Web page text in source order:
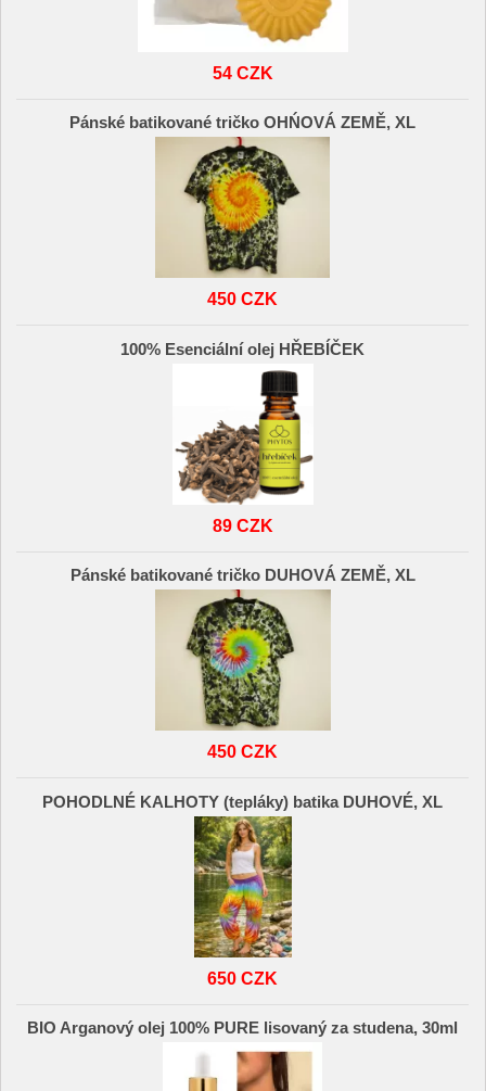
54 CZK
Pánské batikované tričko OHŃOVÁ ZEMĚ, XL
450 CZK
100% Esenciální olej HŘEBÍČEK
89 CZK
Pánské batikované tričko DUHOVÁ ZEMĚ, XL
450 CZK
POHODLNÉ KALHOTY (tepláky) batika DUHOVÉ, XL
650 CZK
BIO Arganový olej 100% PURE lisovaný za studena, 30ml